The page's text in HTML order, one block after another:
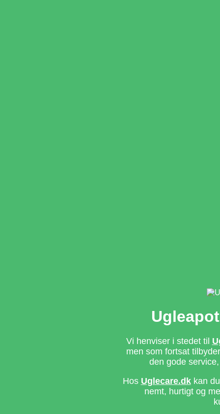
Vi henviser i stedet til
men som fortsat
den gode
Hos Uglecare.dkkan du
nemt, hurtigt og